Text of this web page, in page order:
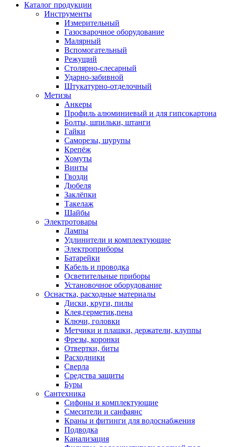
Каталог продукции
Инструменты
Измерительный
Газосварочное оборудование
Малярный
Вспомогательный
Режущий
Столярно-слесарный
Ударно-забивной
Штукатурно-отделочный
Метизы
Анкеры
Профиль алюминиевый и для гипсокартона
Болты, шпильки, штанги
Гайки
Саморезы, шурупы
Крепёж
Хомуты
Винты
Гвозди
Дюбеля
Заклёпки
Такелаж
Шайбы
Электротовары
Лампы
Удлинители и комплектующие
Электроприборы
Батарейки
Кабель и проводка
Осветительные приборы
Установочное оборудование
Оснастка, расходные материалы
Диски, круги, пилы
Клея,герметик,пена
Ключи, головки
Метчики и плашки, держатели, клуппы
Фрезы, коронки
Отвертки, биты
Расходники
Сверла
Средства защиты
Буры
Сантехника
Сифоны и комплектующие
Смесители и санфаянс
Краны и фитинги для водоснабжения
Подводка
Канализация